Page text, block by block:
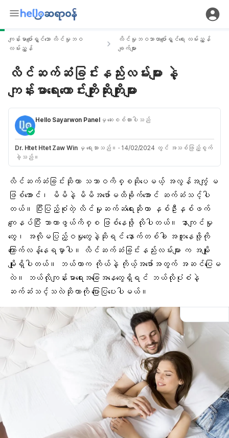
ကျန်းမာပျော်ရွှင်သော လိင်မှုဘဝ
လမ်းညွှန်
လိင်မှုဘဝသာယာပျော်ရွှင်ရေး လမ်းညွှန်
ချက်များ
လိင်ဆက်ဆံခြင်းနည်းလမ်းများ နဲ့
ကျန်းမာရေးကောင်းကျိုးဆိုးကျိုးများ
Hello Sayarwon Panelမှ ဆေးစစ်ထားပါသည်
Dr. Htet Htet Zaw Winမှ ရေးသားသည်။ · 14/02/2024 တွင် အသစ်ဖြည့်စွက်
ခဲ့သည်။
လိင်ဆက်ဆံခြင်းဆိုတာ သဘာဝကိစ္စဆိုပေမယ့် အလွန်အကျွံ မ
ဖြစ်အောင်၊ မိမိနဲ့ မိမိအဖော်မထိခိုက်အောင် ဆက်ဆံသင့်ပါ
တယ်။ ပြီးပြည့်စုံတဲ့ လိင်မှုဆက်ဆံရေးဆိုတာ နှစ်ဦးနှစ်ဖက်
ကျေနပ်ပြီး သာယာဖွယ်ကိစ္စ ဖြစ်နေဖို့ လိုပါတယ်။ နာကျင်မှု
တွေ၊ အလိုမပြည့်ဝမှုတွေနဲ့ဆိုရင် နောက်တစ်ခါ အတူနေဖို့ကို
ကြောက်လန့်နေရမှာပါ။ လိင်ဆက်ဆံခြင်းနည်းလမ်းများ က အမျိုး
မျိုးရှိပါတယ်။ ဘယ်ဟာက ကိုယ်နဲ့ ကိုယ့်အဖော်အတွက် အဆင်ပြေမ
လဲ။ ဘယ်လိုကျန်းမာရေးအခြေအနေတွေရှိရင် ဘယ်လိုပုံစံနဲ့
ဆက်ဆံသင့်သလဲဆိုတာကို ပြောပြပေးပါမယ်။